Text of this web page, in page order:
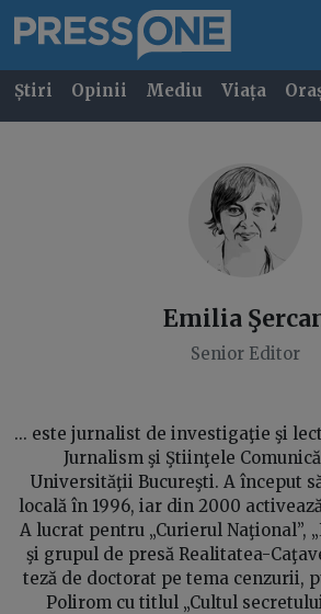
Știri Opinii Mediu Viața
Emilia
Senior Editor
... este jurnalist de investigaţie şi
Jurnalism şi Ştiinţele
Universităţii Bucureşti. A început
locală în 1996, iar din 2000
A lucrat pentru „Curierul Naţional”,
şi grupul de presă Realitatea-
teză de doctorat pe tema cenzurii,
Polirom cu titlul „Cultul